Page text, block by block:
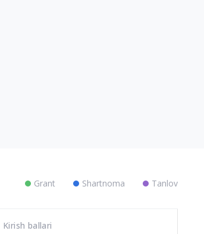
Grant Shartnoma Tanlov
Kirish ballari